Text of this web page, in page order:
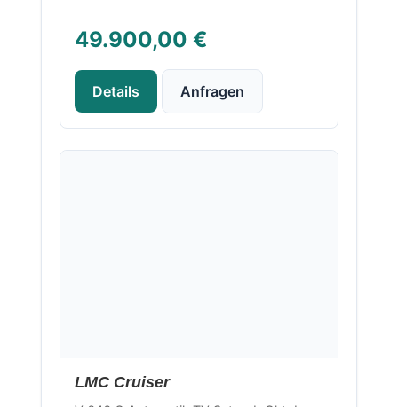
49.900,00 €
Details Anfragen
LMC Cruiser